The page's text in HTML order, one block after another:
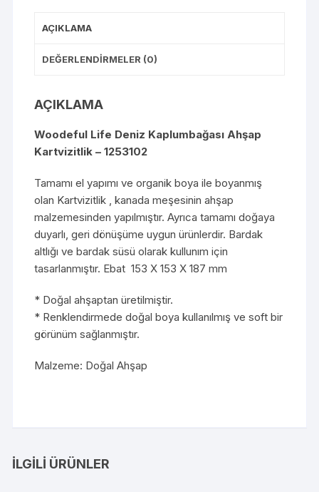
AÇIKLAMA
DEĞERLENDIRMELER (0)
AÇIKLAMA
Woodeful Life Deniz Kaplumbağası Ahşap
Kartvizitlik – 1253102
Tamamı el yapımı ve organik boya ile boyanmış
olan Kartvizitlik , kanada meşesinin ahşap
malzemesinden yapılmıştır. Ayrıca tamamı doğaya
duyarlı, geri dönüşüme uygun ürünlerdir. Bardak
altlığı ve bardak süsü olarak kullunım için
tasarlanmıştır. Ebat 153 X 153 X 187 mm
* Doğal ahşaptan üretilmiştir.
* Renklendirmede doğal boya kullanılmış ve soft bir
görünüm sağlanmıştır.
Malzeme: Doğal Ahşap
İLGILI ÜRÜNLER